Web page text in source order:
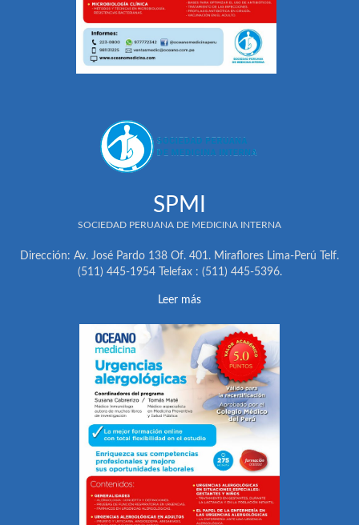
SPMI
SOCIEDAD PERUANA DE MEDICINA INTERNA
Dirección: Av. José Pardo 138 Of. 401. Miraflores Lima-Perú Telf.
(511) 445-1954 Telefax : (511) 445-5396.
Leer más